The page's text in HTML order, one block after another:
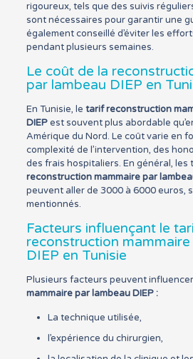
rigoureux, tels que des suivis
sont nécessaires pour garantir une
également conseillé d’éviter les
pendant plusieurs semaines.
Le coût de la
par lambeau DIEP en
En Tunisie, le tarif reconstruction
DIEPest souvent plus abordable
Amérique du Nord. Le coût varie en
complexité de l’intervention, des
des frais hospitaliers. En général, les
reconstruction mammaire par
peuvent aller de 3000 à 6000 euros,
mentionnés.
Facteurs influençant le
reconstruction
DIEP en Tunisie
Plusieurs facteurs peuvent
mammaire par lambeau DIEP :
La technique utilisée,
l’expérience du chirurgien,